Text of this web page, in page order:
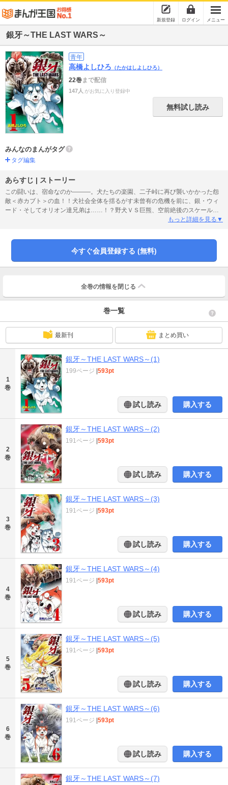
新規登録 ログイン メニュー
銀牙～THE LAST WARS～
青年
高橋よしひろ （たかはしよしひろ）
22巻まで配信
147人 がお気に入り登録中
無料試し読み
みんなのまんがタグ
タグ編集
あらすじ | ストーリー
この闘いは、宿命なのか―――。犬たちの楽園、二子峠に再び襲いかかった怨
敵＜赤カブト＞の血！！犬社会全体を揺るがす未曾有の危機を前に、銀・ウィ
ード・そしてオリオン達兄弟は……！？野犬ＶＳ巨熊、空前絶後のスケールで
展開するシリーズ金字塔！！「銀牙」の歴史が今、ここに極まる！！もっと詳細を見る▼
今すぐ会員登録する (無料)
全巻の情報を 閉じる
巻一覧
最新刊 まとめ買い
1
巻
銀牙～THE LAST WARS～(1)
199ページ 593pt
試し読み 購入する
2
巻
銀牙～THE LAST WARS～(2)
191ページ 593pt
試し読み 購入する
3
巻
銀牙～THE LAST WARS～(3)
191ページ 593pt
試し読み 購入する
4
巻
銀牙～THE LAST WARS～(4)
191ページ 593pt
試し読み 購入する
5
巻
銀牙～THE LAST WARS～(5)
191ページ 593pt
試し読み 購入する
6
巻
銀牙～THE LAST WARS～(6)
191ページ 593pt
試し読み 購入する
銀牙～THE LAST WARS～(7)